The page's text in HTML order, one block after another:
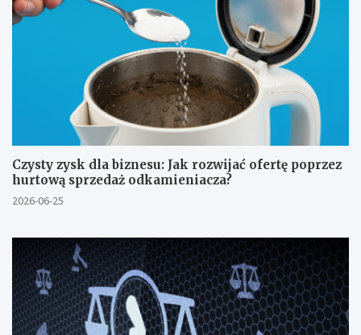
Czysty zysk dla biznesu: Jak rozwijać ofertę poprzez
hurtową sprzedaż odkamieniacza?
2026-06-25